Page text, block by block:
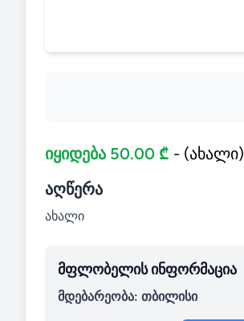
იყიდება 50.00 ₾ - (ახალი)
აღწერა
ახალი
მფლობელის ინფორმაცია
მდებარეობა: თბილისი